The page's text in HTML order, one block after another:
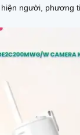
hiện người,